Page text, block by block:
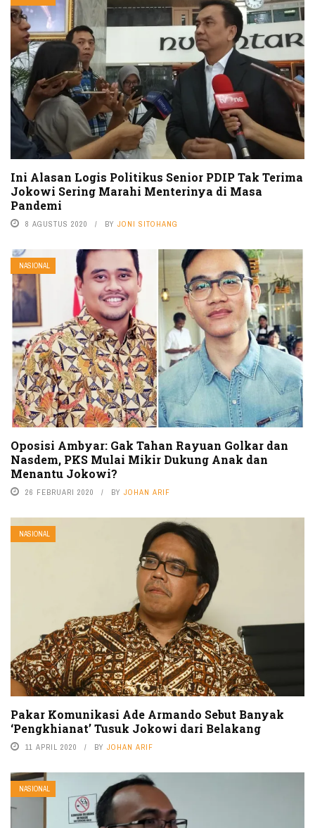
Ini Alasan Logis Politikus Senior PDIP Tak Terima
Jokowi Sering Marahi Menterinya di Masa
Pandemi
8 AGUSTUS 2020 BY JONI SITOHANG
NASIONAL
Oposisi Ambyar: Gak Tahan Rayuan Golkar dan
Nasdem, PKS Mulai Mikir Dukung Anak dan
Menantu Jokowi?
26 FEBRUARI 2020 BY JOHAN ARIF
NASIONAL
Pakar Komunikasi Ade Armando Sebut Banyak
‘Pengkhianat’ Tusuk Jokowi dari Belakang
11 APRIL 2020 BY JOHAN ARIF
NASIONAL